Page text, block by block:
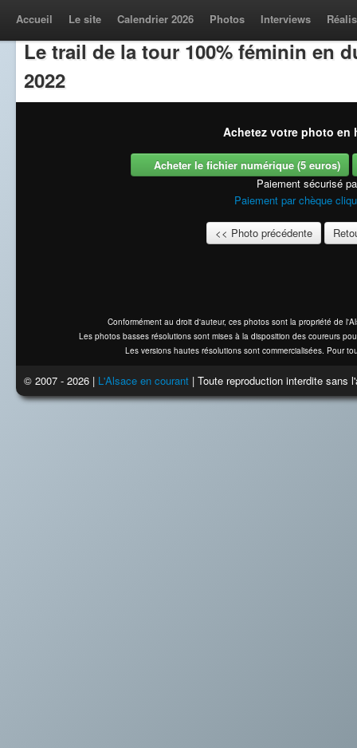
Accueil Le site Calendrier 2026 Photos Interviews
Le trail de la tour 100% féminin en
2022
Achetez votre photo en
Acheter le fichier numérique (5 euros)
Paiement sécurisé
Paiement par chèque
<< Photo précédente
Conformément au droit d'auteur, ces photos sont la propriété de
Les photos basses résolutions sont mises à la disposition des coureurs
Les versions hautes résolutions sont commercialisées. Pour
© 2007 - 2026 | L'Alsace en courant | Toute reproduction interdite sans